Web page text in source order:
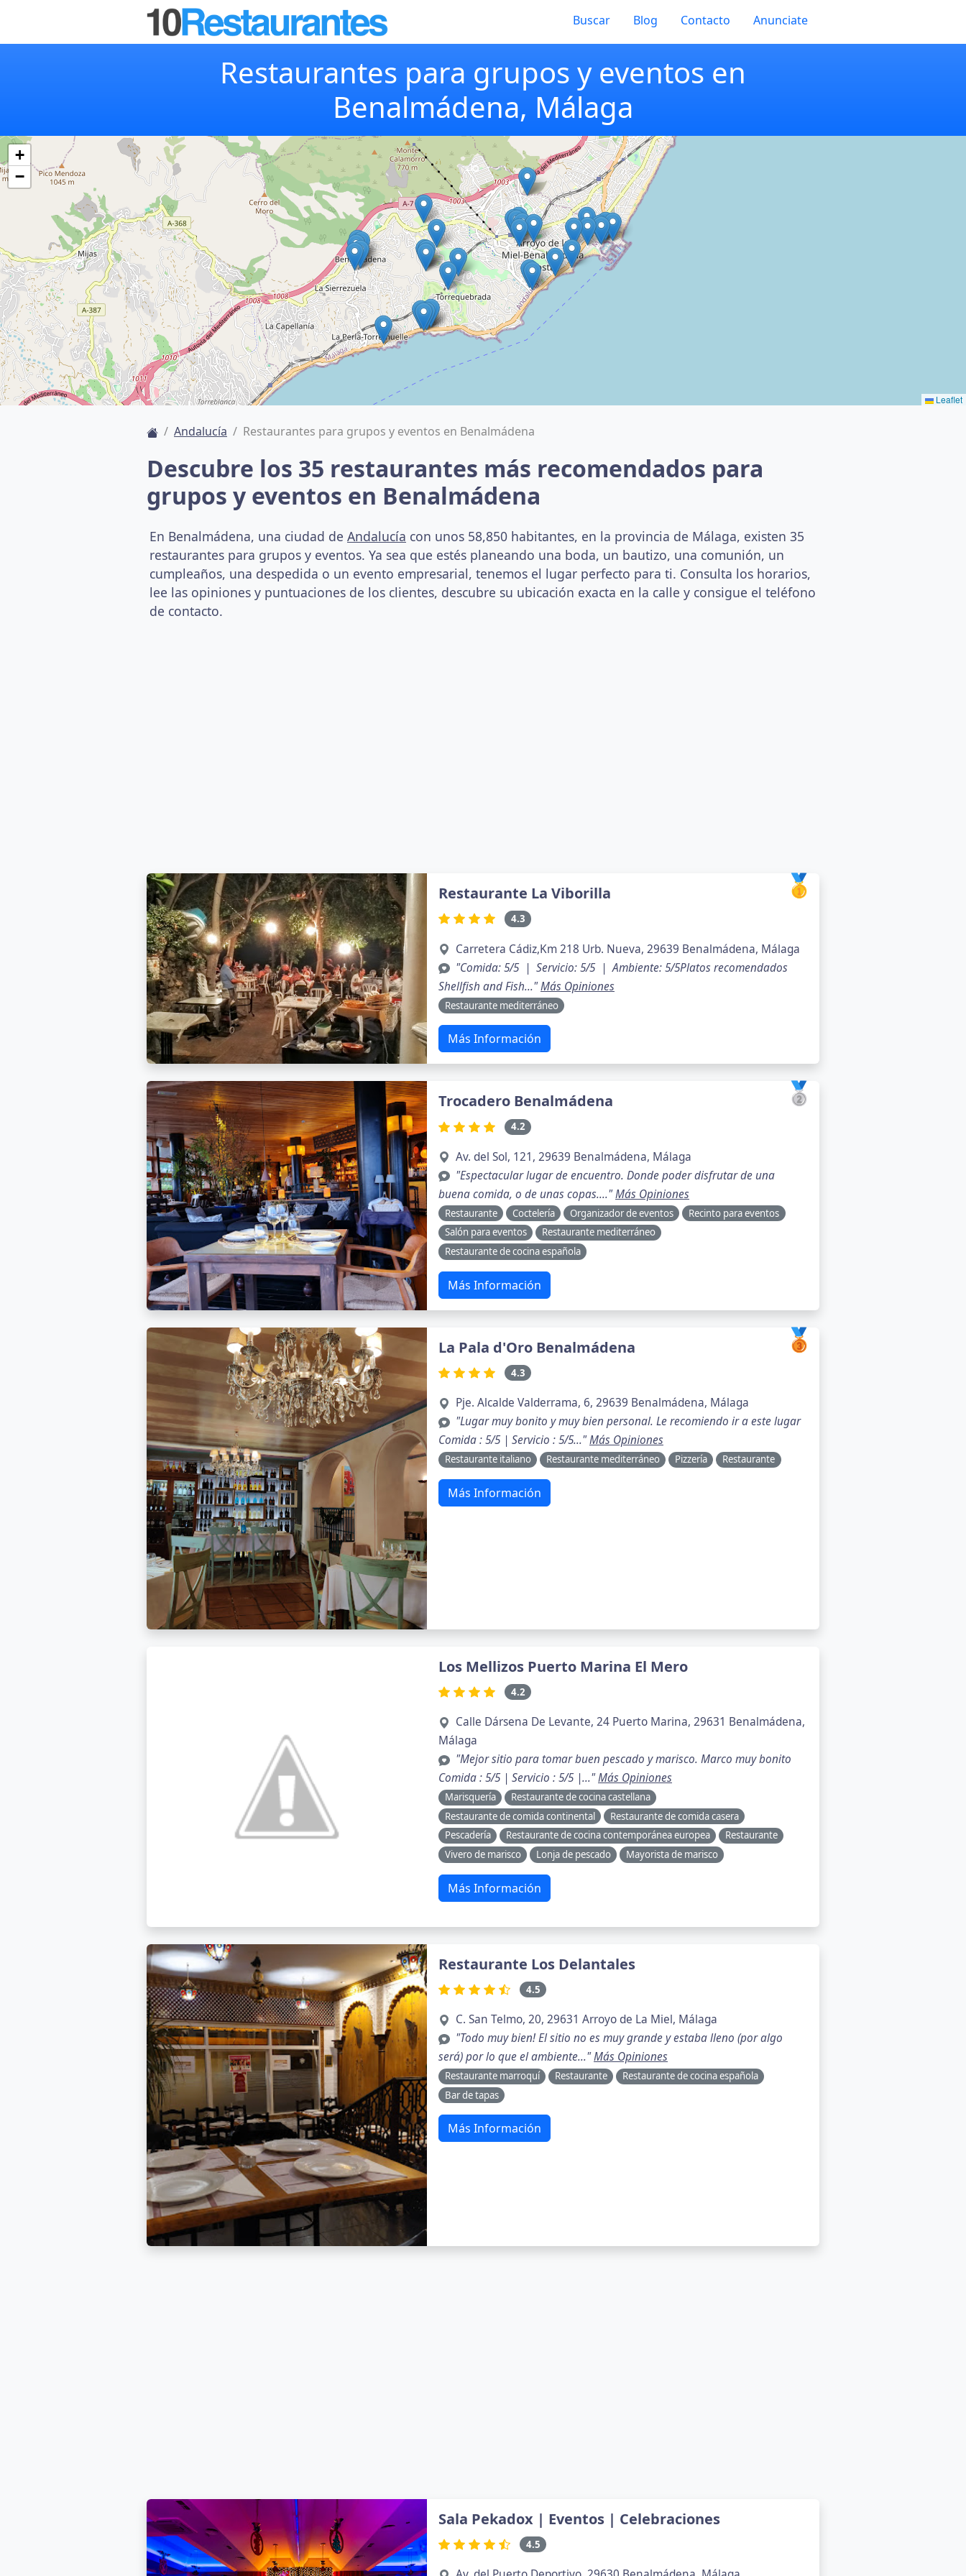
Buscar Blog Contacto Anunciate
Restaurantes para grupos y eventos en
Benalmádena, Málaga
+
−
Leaflet
Andalucía Restaurantes para grupos y eventos en Benalmádena
Descubre los 35 restaurantes más recomendados para
grupos y eventos en Benalmádena
En Benalmádena, una ciudad de Andalucía con unos 58,850 habitantes, en la provincia de Málaga, existen 35
restaurantes para grupos y eventos. Ya sea que estés planeando una boda, un bautizo, una comunión, un
cumpleaños, una despedida o un evento empresarial, tenemos el lugar perfecto para ti. Consulta los horarios,
lee las opiniones y puntuaciones de los clientes, descubre su ubicación exacta en la calle y consigue el teléfono
de contacto.
🥇
Restaurante La Viborilla
4.3
Carretera Cádiz,Km 218 Urb. Nueva, 29639 Benalmádena, Málaga
"Comida: 5/5 | Servicio: 5/5 | Ambiente: 5/5Platos recomendados
Shellfish and Fish..."Más Opiniones
Restaurante mediterráneo
Más Información
🥈
Trocadero Benalmádena
4.2
Av. del Sol, 121, 29639 Benalmádena, Málaga
"Espectacular lugar de encuentro. Donde poder disfrutar de una
buena comida, o de unas copas...."Más Opiniones
Restaurante Coctelería Organizador de eventos
Recinto para eventos
Salón para eventos
Restaurante mediterráneo
Restaurante de cocina española
Más Información
🥉
La Pala d'Oro Benalmádena
4.3
Pje. Alcalde Valderrama, 6, 29639 Benalmádena, Málaga
"Lugar muy bonito y muy bien personal. Le recomiendo ir a este lugar
Comida : 5/5 | Servicio : 5/5..."Más Opiniones
Restaurante italiano Restaurante mediterráneo Pizzería Restaurante
Más Información
Los Mellizos Puerto Marina El Mero
4.2
Calle Dársena De Levante, 24 Puerto Marina, 29631 Benalmádena,
Málaga
"Mejor sitio para tomar buen pescado y marisco. Marco muy bonito
Comida : 5/5 | Servicio : 5/5 |..."Más Opiniones
Marisquería
Restaurante de cocina castellana
Restaurante de comida continental
Restaurante de comida casera
Pescadería
Restaurante de cocina contemporánea europea
Restaurante
Vivero de marisco
Lonja de pescado Mayorista de marisco
Más Información
Restaurante Los Delantales
4.5
C. San Telmo, 20, 29631 Arroyo de La Miel, Málaga
"Todo muy bien! El sitio no es muy grande y estaba lleno (por algo
será) por lo que el ambiente..."Más Opiniones
Restaurante marroquí Restaurante
Restaurante de cocina española
Bar de tapas
Más Información
Sala Pekadox | Eventos | Celebraciones
4.5